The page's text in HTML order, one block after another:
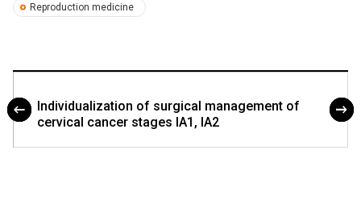
Reproduction medicine
Individualization of surgical management of
cervical cancer stages IA1, IA2